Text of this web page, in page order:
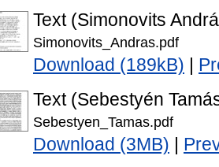
Text (Simonovits
Simonovits_Andras.pdf
Download (189kB)
Text (Sebestyén
Sebestyen_Tamas.pdf
Download (3MB)